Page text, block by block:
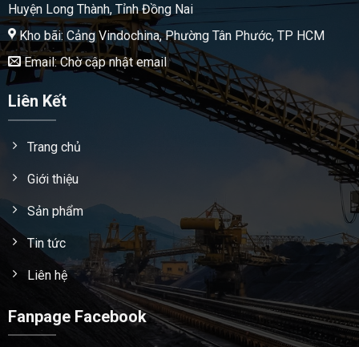
Huyện Long Thành, Tỉnh Đồng Nai
Kho bãi: Cảng Vindochina, Phường Tân Phước, TP HCM
Email: Chờ cập nhật email
Liên Kết
Trang chủ
Giới thiệu
Sản phẩm
Tin tức
Liên hệ
Fanpage Facebook